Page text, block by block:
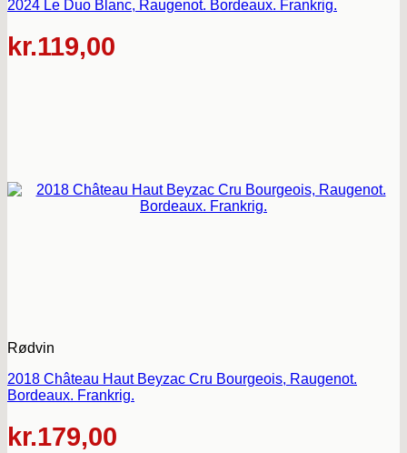
2024 Le Duo Blanc, Raugenot. Bordeaux. Frankrig.
kr.119,00
Rødvin
2018 Château Haut Beyzac Cru Bourgeois, Raugenot.
Bordeaux. Frankrig.
kr.179,00